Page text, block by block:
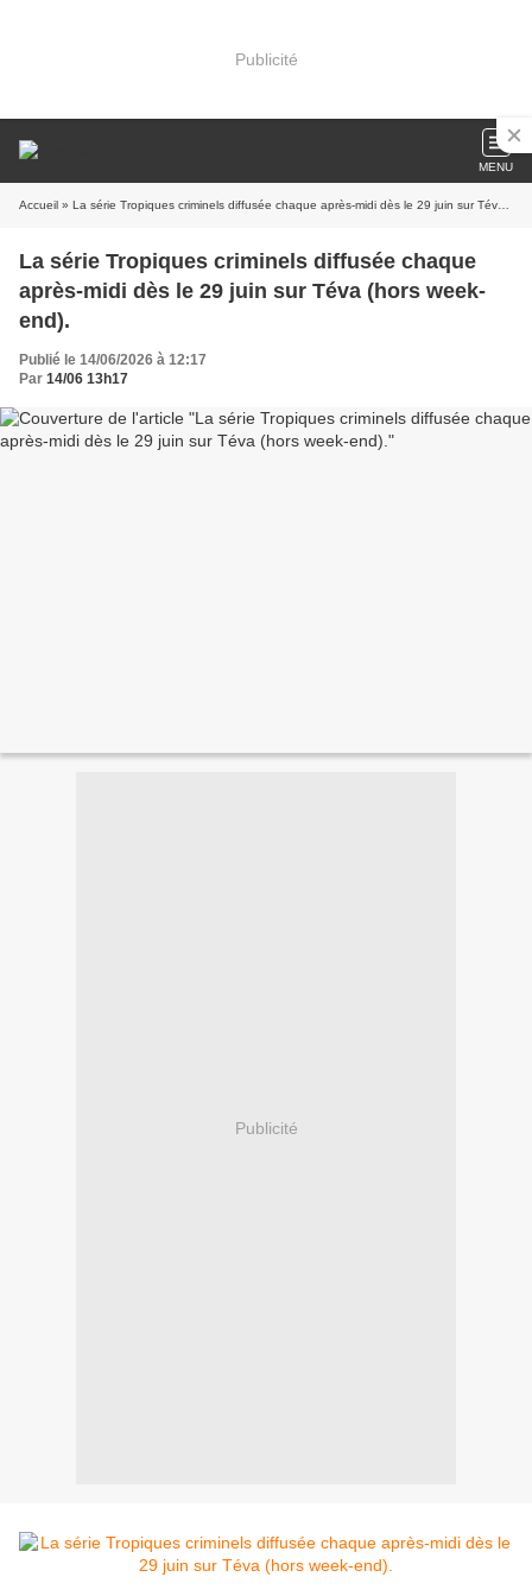
Publicité
MENU
Accueil » La série Tropiques criminels diffusée chaque après-midi dès le 29 juin sur Téva (hors week-end).
La série Tropiques criminels diffusée chaque
après-midi dès le 29 juin sur Téva (hors week-
end).
Publié le 14/06/2026 à 12:17
Par 14/06 13h17
Publicité